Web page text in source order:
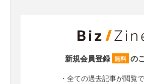
新規会員登録 無料 の
・全ての過去記事が閲覧